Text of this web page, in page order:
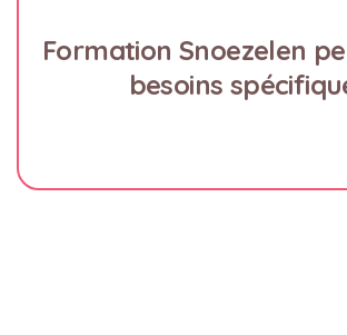
Formation Snoezelen
besoins